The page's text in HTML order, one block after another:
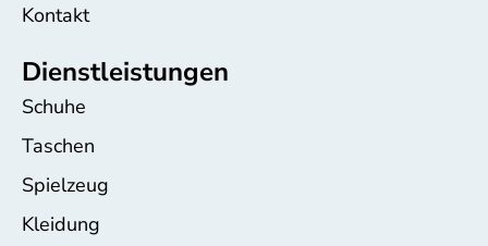
Kontakt
Dienstleistungen
Schuhe
Taschen
Spielzeug
Kleidung